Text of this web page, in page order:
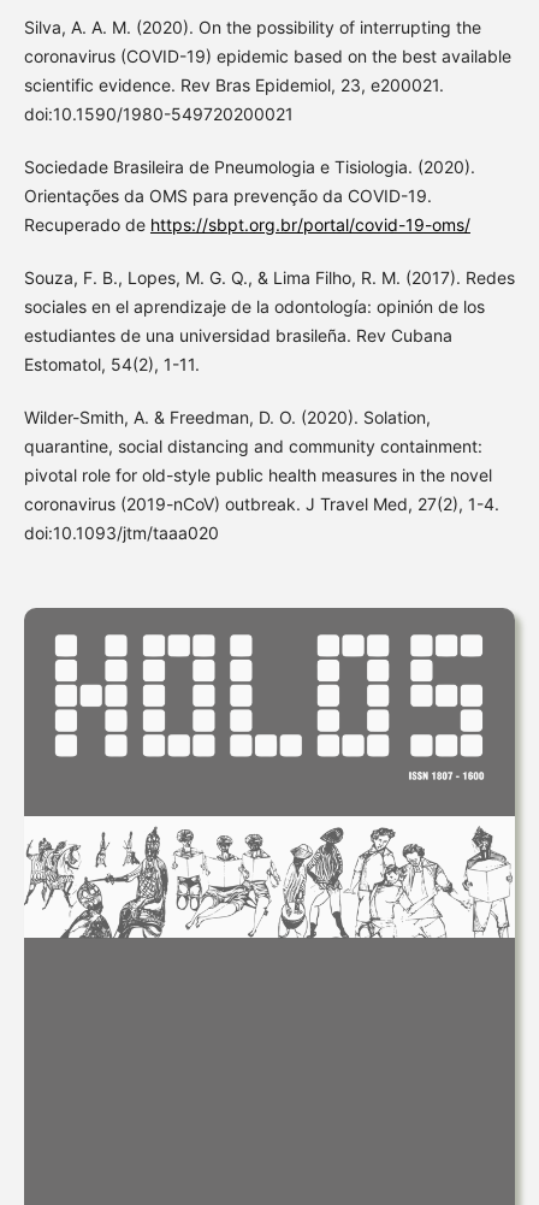
Silva, A. A. M. (2020). On the possibility of interrupting the
coronavirus (COVID-19) epidemic based on the best available
scientific evidence. Rev Bras Epidemiol, 23, e200021.
doi:10.1590/1980-549720200021
Sociedade Brasileira de Pneumologia e Tisiologia. (2020).
Orientações da OMS para prevenção da COVID-19.
Recuperado de https://sbpt.org.br/portal/covid-19-oms/
Souza, F. B., Lopes, M. G. Q., & Lima Filho, R. M. (2017). Redes
sociales en el aprendizaje de la odontología: opinión de los
estudiantes de una universidad brasileña. Rev Cubana
Estomatol, 54(2), 1-11.
Wilder-Smith, A. & Freedman, D. O. (2020). Solation,
quarantine, social distancing and community containment:
pivotal role for old-style public health measures in the novel
coronavirus (2019-nCoV) outbreak. J Travel Med, 27(2), 1-4.
doi:10.1093/jtm/taaa020